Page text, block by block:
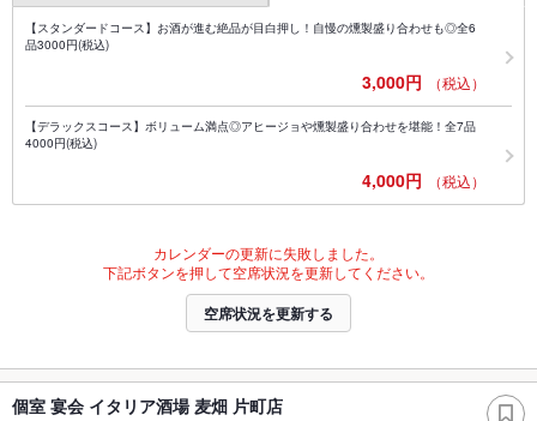
【スタンダードコース】お酒が進む絶品が目白押し！自慢の燻製盛り合わせも◎全6
品3000円(税込)
3,000円 （税込）
【デラックスコース】ボリューム満点◎アヒージョや燻製盛り合わせを堪能！全7品
4000円(税込)
4,000円 （税込）
カレンダーの更新に失敗しました。
下記ボタンを押して空席状況を更新してください。
空席状況を更新する
個室 宴会 イタリア酒場 麦畑 片町店